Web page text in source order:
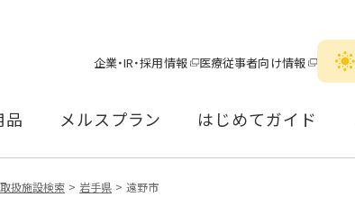
企業・IR・採用情報 医療従事者向け情報
品 メルスプラン はじめてガイド
扱施設検索 岩手県 遠野市